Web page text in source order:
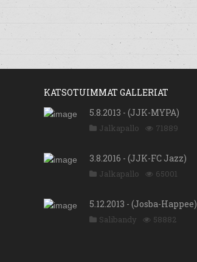
KATSOTUIMMAT GALLERIAT
5.8.2013 - (JJK-MYPA)
Jalkapallo 71889
3.8.2016 - (JJK-FC Jazz)
Jalkapallo 65001
5.12.2013 - (Josba-Happee)
Salibandy 58882